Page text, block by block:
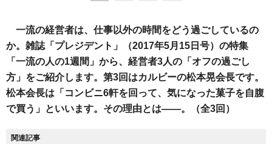
一流の経営者は、仕事以外の時間をどう過ごしているの
か。雑誌「プレジデント」（2017年5月15日号）の特集
「一流の人の1週間」から、経営者3人の「オフの過ごし
方」をご紹介します。第3回はカルビーの松本晃会長です。
松本会長は「コンビニ6軒を回って、気になった菓子を自腹
で買う」といいます。その理由とは――。（全3回）
関連記事